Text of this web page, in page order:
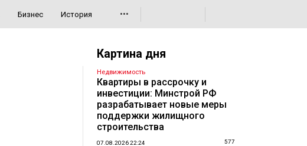
Бизнес История •••
Картина дня
Недвижимость
Квартиры в рассрочку и
инвестиции: Минстрой РФ
разрабатывает новые меры
поддержки жилищного
строительства
07.08.2026 22:24 577